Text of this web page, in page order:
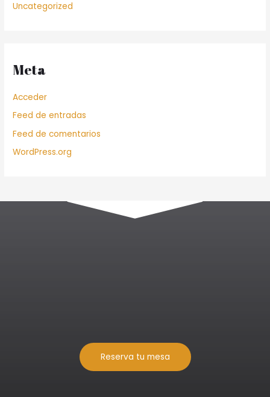
Uncategorized
Meta
Acceder
Feed de entradas
Feed de comentarios
WordPress.org
Reserva tu mesa